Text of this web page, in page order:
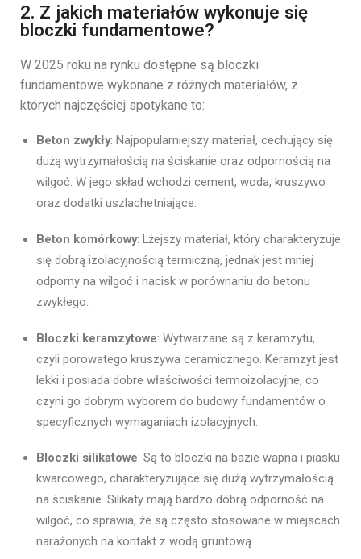
2. Z jakich materiałów wykonuje się
bloczki fundamentowe?
W 2025 roku na rynku dostępne są bloczki
fundamentowe wykonane z różnych materiałów, z
których najczęściej spotykane to:
Beton zwykły: Najpopularniejszy materiał, cechujący się
dużą wytrzymałością na ściskanie oraz odpornością na
wilgoć. W jego skład wchodzi cement, woda, kruszywo
oraz dodatki uszlachetniające.
Beton komórkowy: Lżejszy materiał, który charakteryzuje
się dobrą izolacyjnością termiczną, jednak jest mniej
odporny na wilgoć i nacisk w porównaniu do betonu
zwykłego.
Bloczki keramzytowe: Wytwarzane są z keramzytu,
czyli porowatego kruszywa ceramicznego. Keramzyt jest
lekki i posiada dobre właściwości termoizolacyjne, co
czyni go dobrym wyborem do budowy fundamentów o
specyficznych wymaganiach izolacyjnych.
Bloczki silikatowe: Są to bloczki na bazie wapna i piasku
kwarcowego, charakteryzujące się dużą wytrzymałością
na ściskanie. Silikaty mają bardzo dobrą odporność na
wilgoć, co sprawia, że są często stosowane w miejscach
narażonych na kontakt z wodą gruntową.